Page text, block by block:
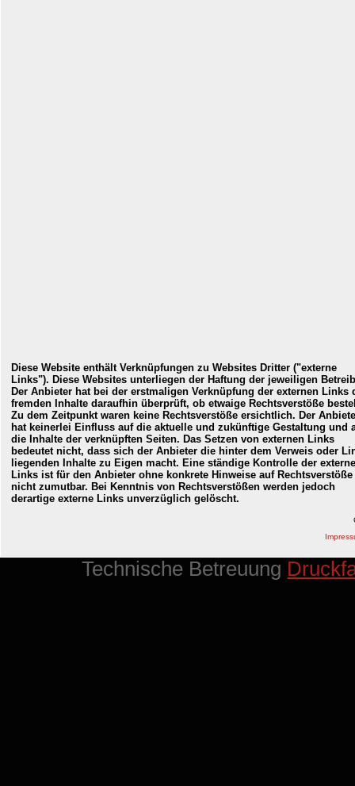
Diese Website enthält Verknüpfungen zu Websites Dritter ("externe
Links"). Diese Websites unterliegen der Haftung der jeweiligen
Der Anbieter hat bei der erstmaligen Verknüpfung der externen Links
fremden Inhalte daraufhin überprüft, ob etwaige Rechtsverstöße
Zu dem Zeitpunkt waren keine Rechtsverstöße ersichtlich. Der
hat keinerlei Einfluss auf die aktuelle und zukünftige Gestaltung und
die Inhalte der verknüpften Seiten. Das Setzen von externen Links
bedeutet nicht, dass sich der Anbieter die hinter dem Verweis oder
liegenden Inhalte zu Eigen macht. Eine ständige Kontrolle der
Links ist für den Anbieter ohne konkrete Hinweise auf Rechtsverstöße
nicht zumutbar. Bei Kenntnis von Rechtsverstößen werden jedoch
derartige externe Links unverzüglich gelöscht.
Technische Betreuung